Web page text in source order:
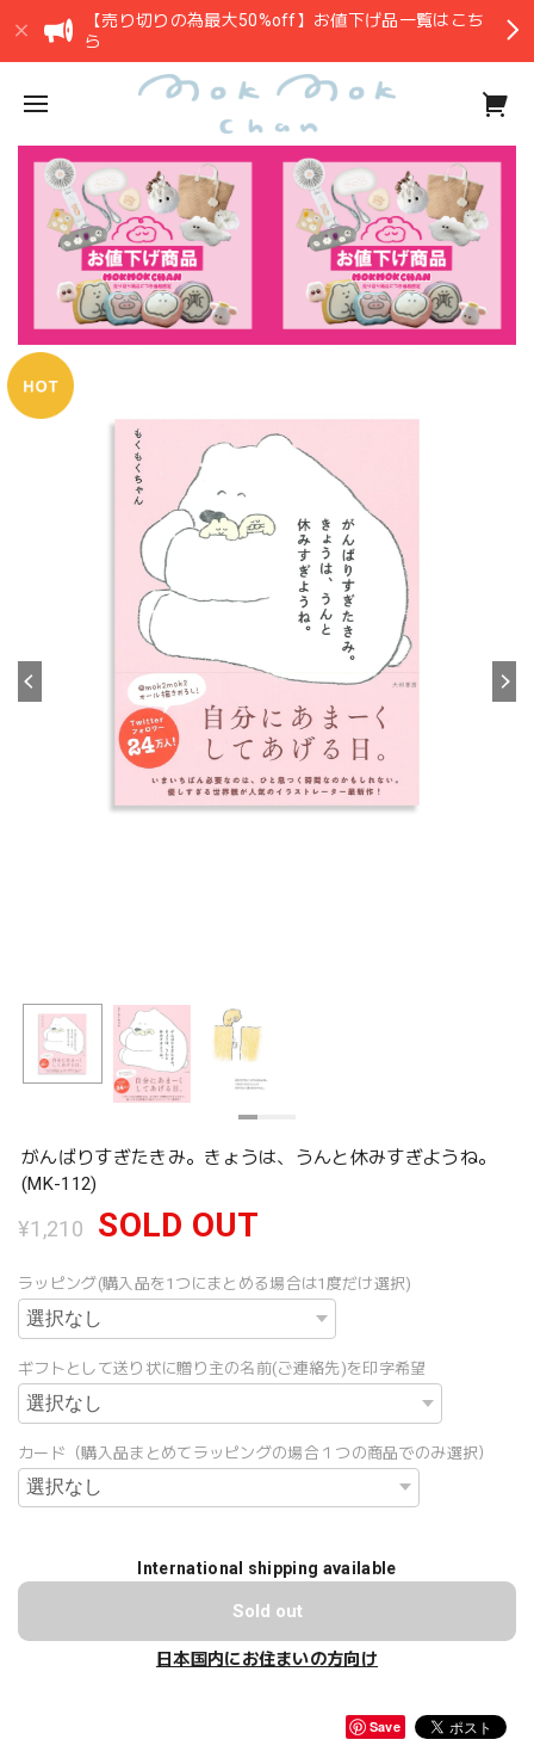
【売り切りの為最大50%off】お値下げ品一覧はこち
ら
がんばりすぎたきみ。きょうは、うんと休みすぎようね。
(MK-112)
¥1,210 SOLD OUT
ラッピング(購入品を1つにまとめる場合は1度だけ選択)
ギフトとして送り状に贈り主の名前(ご連絡先)を印字希望
カード（購入品まとめてラッピングの場合１つの商品でのみ選択）
International shipping available
Sold out
日本国内にお住まいの方向け
Save